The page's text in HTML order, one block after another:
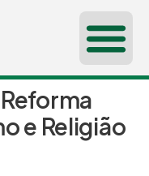
e Religião